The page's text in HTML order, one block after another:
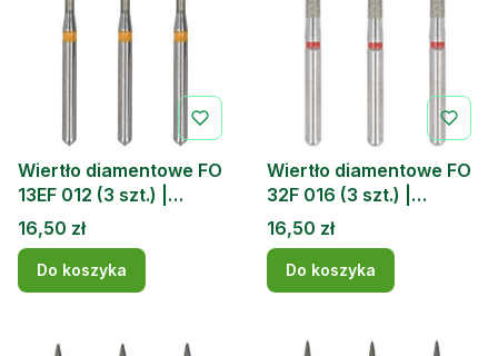
Wiertło diamentowe FO
13EF 012 (3 szt.) |
DOCHEM
Cena
16,50 zł
Do koszyka
Wiertło diamentowe FO
32F 016 (3 szt.) |
DOCHEM
Cena
16,50 zł
Do koszyka